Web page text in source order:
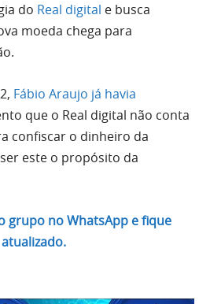
do Real digital e busca
moeda chega para
Fábio Araujo já havia
que o Real digital não conta
confiscar o dinheiro da
este o propósito da
grupo no WhatsApp e fique
atualizado.